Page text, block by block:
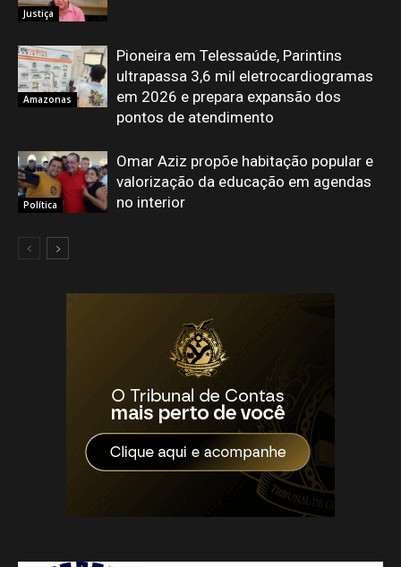
Justiça
Amazonas
Pioneira em Telessaúde, Parintins
ultrapassa 3,6 mil eletrocardiogramas
em 2026 e prepara expansão dos
pontos de atendimento
Política
Omar Aziz propõe habitação popular e
valorização da educação em agendas
no interior